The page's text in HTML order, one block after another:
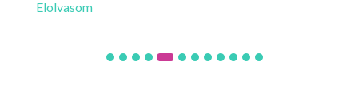
Elolvasom